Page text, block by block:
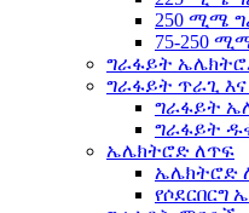
250 ሚሜ
75-250
ግራፋይት
ግራፋይት ጥራጊ
ግራፋይት
ግራፋይት
ኤሌክትሮድ ለጥፍ
ኤሌክትሮድ
የሶደርበርግ